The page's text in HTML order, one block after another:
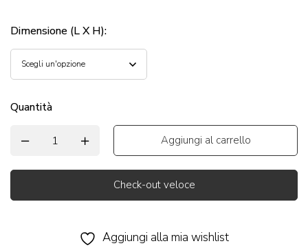
Dimensione (L X H):
Quantità
Aggiungi al carrello
Check-out veloce
Aggiungi alla mia wishlist